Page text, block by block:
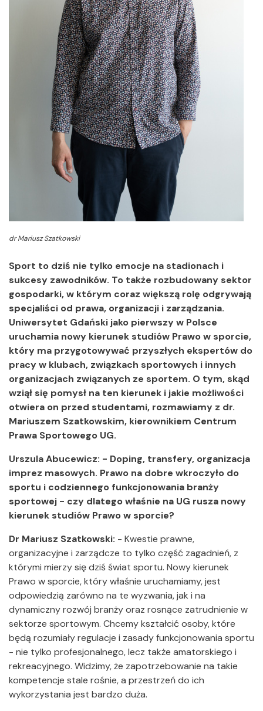
dr Mariusz Szatkowski
Sport to dziś nie tylko emocje na stadionach i
sukcesy zawodników. To także rozbudowany sektor
gospodarki, w którym coraz większą rolę odgrywają
specjaliści od prawa, organizacji i zarządzania.
Uniwersytet Gdański jako pierwszy w Polsce
uruchamia nowy kierunek studiów Prawo w sporcie,
który ma przygotowywać przyszłych ekspertów do
pracy w klubach, związkach sportowych i innych
organizacjach związanych ze sportem. O tym, skąd
wziął się pomysł na ten kierunek i jakie możliwości
otwiera on przed studentami, rozmawiamy z dr.
Mariuszem Szatkowskim, kierownikiem Centrum
Prawa Sportowego UG.
Urszula Abucewicz: - Doping, transfery, organizacja
imprez masowych. Prawo na dobre wkroczyło do
sportu i codziennego funkcjonowania branży
sportowej - czy dlatego właśnie na UG rusza nowy
kierunek studiów Prawo w sporcie?
Dr Mariusz Szatkowski: - Kwestie prawne,
organizacyjne i zarządcze to tylko część zagadnień, z
którymi mierzy się dziś świat sportu. Nowy kierunek
Prawo w sporcie, który właśnie uruchamiamy, jest
odpowiedzią zarówno na te wyzwania, jak i na
dynamiczny rozwój branży oraz rosnące zatrudnienie w
sektorze sportowym. Chcemy kształcić osoby, które
będą rozumiały regulacje i zasady funkcjonowania sportu
- nie tylko profesjonalnego, lecz także amatorskiego i
rekreacyjnego. Widzimy, że zapotrzebowanie na takie
kompetencje stale rośnie, a przestrzeń do ich
wykorzystania jest bardzo duża.